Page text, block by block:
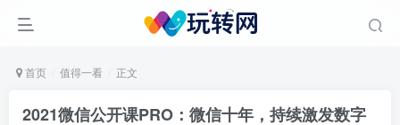
首页 值得一看 正文
2021微信公开课PRO：微信十年，持续激发数字